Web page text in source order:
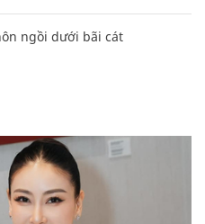
ngồi dưới bãi cát